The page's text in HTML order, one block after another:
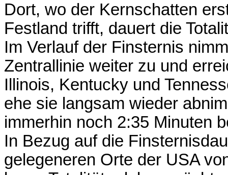
Dort, wo der Kernschatten
Festland trifft, dauert die
Im Verlauf der Finsternis
Zentrallinie weiter zu und
Illinois, Kentucky und
ehe sie langsam wieder
immerhin noch 2:35 Minuten
In Bezug auf die
gelegeneren Orte der USA